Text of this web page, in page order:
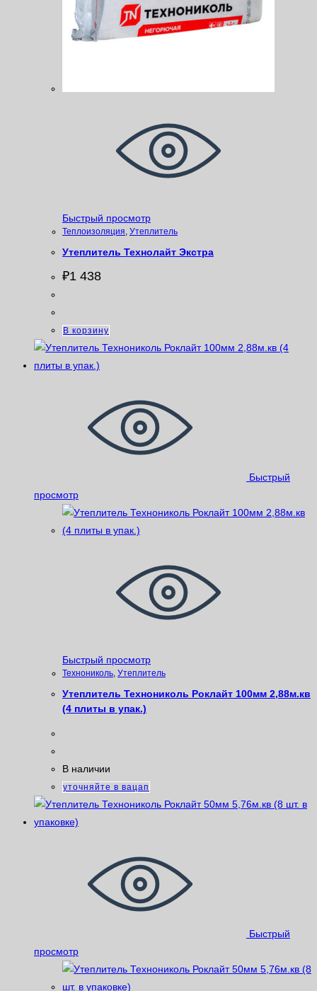
Быстрый просмотр
Теплоизоляция Утеплитель
Утеплитель Технолайт Экстра
₽1 438
В корзину
Быстрый
просмотр
Быстрый просмотр
Технониколь, Утеплитель
Утеплитель Технониколь Роклайт 100мм 2,88м.кв
(4 плиты в упак.)
В наличии
уточняйте в вацап
Быстрый
просмотр